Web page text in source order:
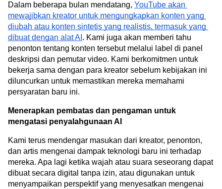
Dalam beberapa bulan mendatang, YouTube akan
mewajibkan kreator untuk mengungkapkan konten yang
diubah atau konten sintetis yang realistis, termasuk yang
dibuat dengan alat AI . Kami juga akan memberi tahu
penonton tentang konten tersebut melalui label di panel
deskripsi dan pemutar video. Kami berkomitmen untuk
bekerja sama dengan para kreator sebelum kebijakan ini
diluncurkan untuk memastikan mereka memahami
persyaratan baru ini.
Menerapkan pembatas dan pengaman untuk
mengatasi penyalahgunaan AI
Kami terus mendengar masukan dari kreator, penonton,
dan artis mengenai dampak teknologi baru ini terhadap
mereka. Apa lagi ketika wajah atau suara seseorang dapat
dibuat secara digital tanpa izin, atau digunakan untuk
menyampaikan perspektif yang menyesatkan mengenai